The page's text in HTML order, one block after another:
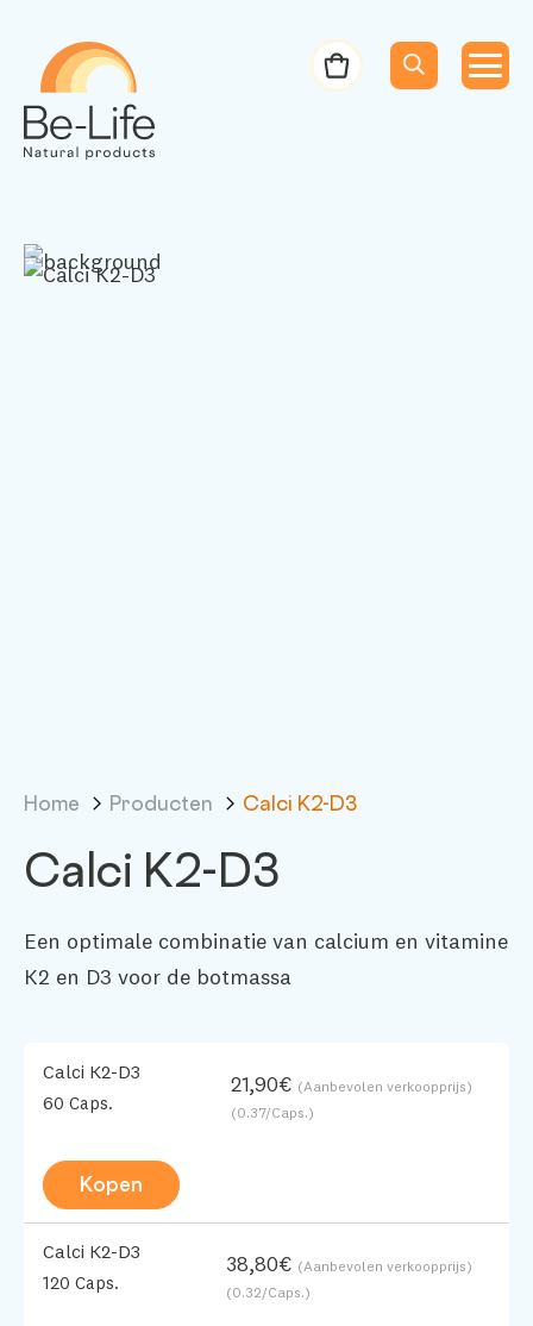
Menu
Menu
Zoekopdracht
Bestelbon
Home Producten Calci K2-D3
Calci K2-D3
Een optimale combinatie van calcium en vitamine
K2 en D3 voor de botmassa
Calci K2-D3
60 Caps.
21,90€ (Aanbevolen verkoopprijs)
(0.37/Caps.)
Kopen
Calci K2-D3
120 Caps.
38,80€ (Aanbevolen verkoopprijs)
(0.32/Caps.)